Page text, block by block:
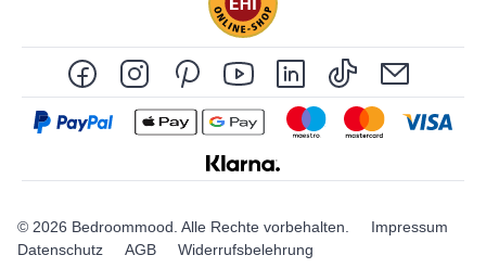
© 2026 Bedroommood. Alle Rechte vorbehalten.
Impressum
Datenschutz
AGB Widerrufsbelehrung